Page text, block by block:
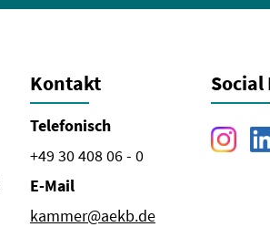
Kontakt
Telefonisch
+49 30 408 06 - 0
E-Mail
kammer@aekb.de
Social